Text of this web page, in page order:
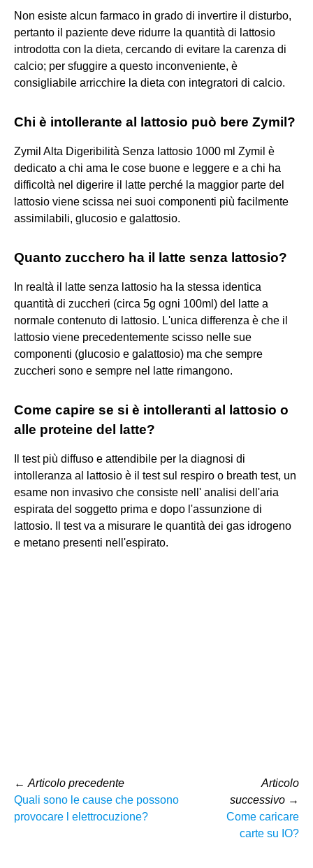
Non esiste alcun farmaco in grado di invertire il disturbo,
pertanto il paziente deve ridurre la quantità di lattosio
introdotta con la dieta, cercando di evitare la carenza di
calcio; per sfuggire a questo inconveniente, è
consigliabile arricchire la dieta con integratori di calcio.
Chi è intollerante al lattosio può bere Zymil?
Zymil Alta Digeribilità Senza lattosio 1000 ml Zymil è
dedicato a chi ama le cose buone e leggere e a chi ha
difficoltà nel digerire il latte perché la maggior parte del
lattosio viene scissa nei suoi componenti più facilmente
assimilabili, glucosio e galattosio.
Quanto zucchero ha il latte senza lattosio?
In realtà il latte senza lattosio ha la stessa identica
quantità di zuccheri (circa 5g ogni 100ml) del latte a
normale contenuto di lattosio. L'unica differenza è che il
lattosio viene precedentemente scisso nelle sue
componenti (glucosio e galattosio) ma che sempre
zuccheri sono e sempre nel latte rimangono.
Come capire se si è intolleranti al lattosio o
alle proteine del latte?
Il test più diffuso e attendibile per la diagnosi di
intolleranza al lattosio è il test sul respiro o breath test, un
esame non invasivo che consiste nell' analisi dell'aria
espirata del soggetto prima e dopo l'assunzione di
lattosio. Il test va a misurare le quantità dei gas idrogeno
e metano presenti nell'espirato.
← Articolo precedente
Quali sono le cause che possono
provocare l elettrocuzione?
Articolo
successivo →
Come caricare
carte su IO?